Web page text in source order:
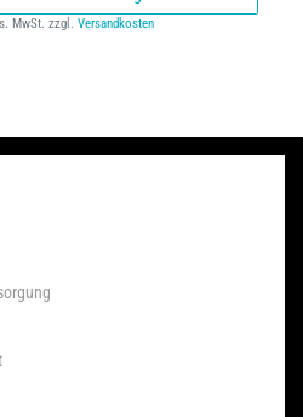
MwSt. zzgl.Versandkosten